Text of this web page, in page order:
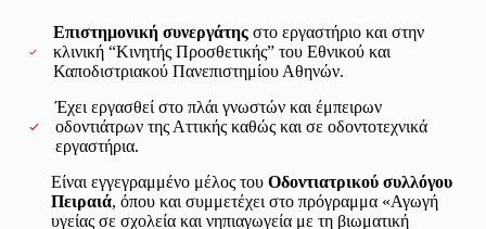
Επιστημονική συνεργάτης στο εργαστήριο και στην
κλινική “Κινητής Προσθετικής” του Εθνικού και
Καποδιστριακού Πανεπιστημίου Αθηνών.
Έχει εργασθεί στο πλάι γνωστών και έμπειρων
οδοντιάτρων της Αττικής καθώς και σε οδοντοτεχνικά
εργαστήρια.
Είναι εγγεγραμμένο μέλος του Οδοντιατρικού συλλόγου
Πειραιά, όπου και συμμετέχει στο πρόγραμμα «Αγωγή
υγείας σε σχολεία και νηπιαγωγεία με τη βιωματική